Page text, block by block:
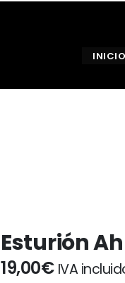
INICIO
Esturión
19,00€ IVA